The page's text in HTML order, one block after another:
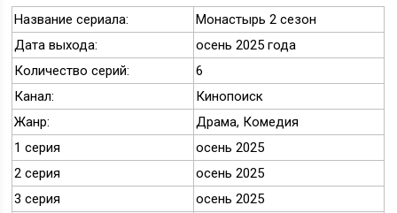
Название сериала:
Монастырь 2 сезон
Дата выхода:
осень 2025 года
Количество серий:
6
Канал:
Кинопоиск
Жанр:
Драма, Комедия
1 серия
осень 2025
2 серия
осень 2025
3 серия
осень 2025